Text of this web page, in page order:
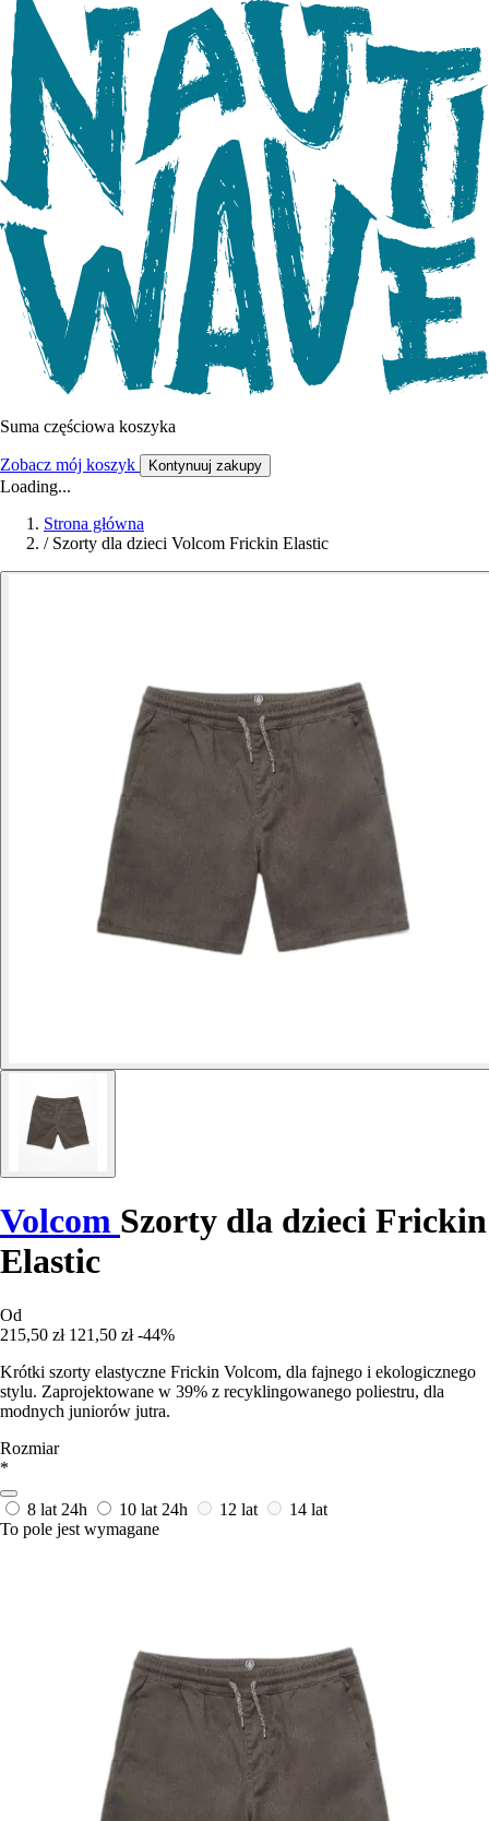
Suma częściowa koszyka
Zobacz mój koszyk Kontynuuj zakupy
Loading...
Strona główna
/ Szorty dla dzieci Volcom Frickin Elastic
Volcom Szorty dla dzieci Frickin
Elastic
Od
215,50 zł 121,50 zł -44%
Krótki szorty elastyczne Frickin Volcom, dla fajnego i ekologicznego
stylu. Zaprojektowane w 39% z recyklingowanego poliestru, dla
modnych juniorów jutra.
Rozmiar
*
8 lat 24h 10 lat 24h 12 lat
14 lat
To pole jest wymagane